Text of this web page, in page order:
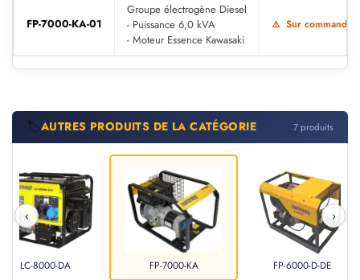
FP-7000-KA-01
Groupe électrogène Diesel
- Puissance 6,0 kVA
- Moteur Essence Kawasaki
Sur commande
🏷️AUTRES PRODUITS DE LA CATÉGORIE 7 produits
‹ ›
LC-8000-DA FP-7000-KA FP-6000-D-DE